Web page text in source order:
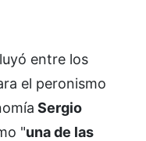
entre los
el peronismo
Sergio
"una de las